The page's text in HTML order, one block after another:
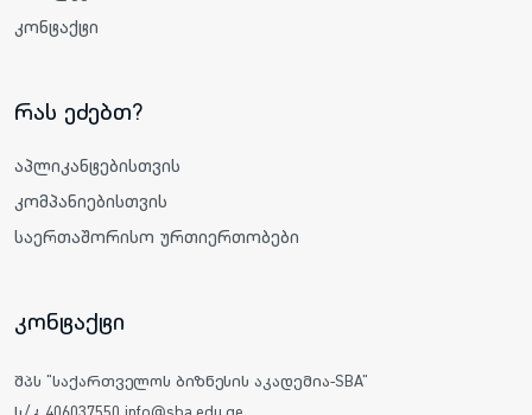
კონტაქტი
რას ეძებთ?
აპლიკანტებისთვის
კომპანიებისთვის
საერთაშორისო ურთიერთობები
კონტაქტი
შპს "საქართველოს ბიზნესის აკადემია-SBA"